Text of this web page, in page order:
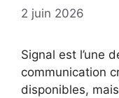
2 juin 2026
Signal est l’une
communication
disponibles,